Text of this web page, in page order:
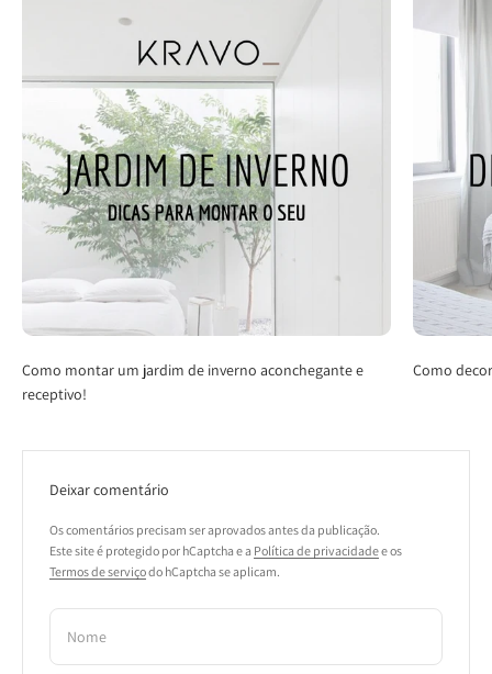
Como montar um jardim de inverno aconchegante e
receptivo!
Como
Deixar comentário
Os comentários precisam ser aprovados antes da publicação.
Este site é protegido por hCaptcha e a Política de privacidadee os
Termos de serviçodo hCaptcha se aplicam.
Nome